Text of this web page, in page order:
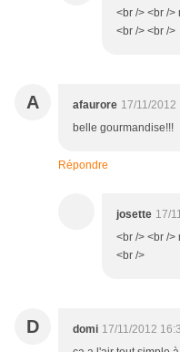
<br /> <br />
<br /> <br />
A afaurore 17/11/2012
belle gourmandise!!!
Répondre
josette 17/
<br /> <br />
<br />
D domi 17/11/2012